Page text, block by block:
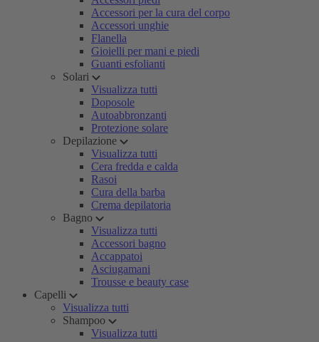
Accessori per la cura del corpo
Accessori unghie
Flanella
Gioielli per mani e piedi
Guanti esfolianti
Solari
Visualizza tutti
Doposole
Autoabbronzanti
Protezione solare
Depilazione
Visualizza tutti
Cera fredda e calda
Rasoi
Cura della barba
Crema depilatoria
Bagno
Visualizza tutti
Accessori bagno
Accappatoi
Asciugamani
Trousse e beauty case
Capelli
Visualizza tutti
Shampoo
Visualizza tutti